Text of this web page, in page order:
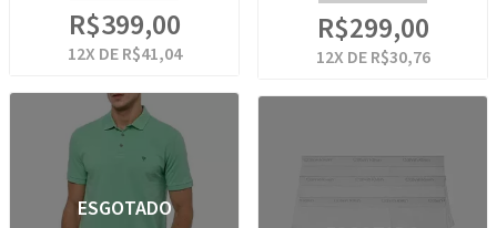
R$399,00
12X DE R$41,04
R$299,00
12X DE R$30,76
ESGOTADO